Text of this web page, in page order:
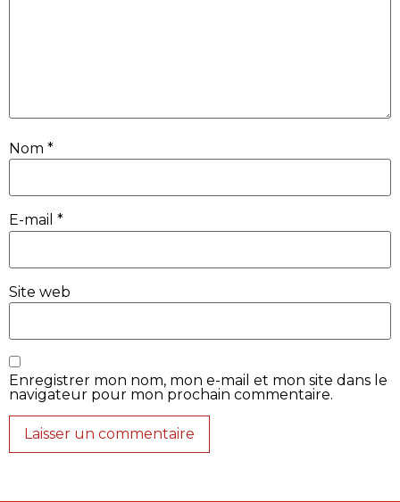
Nom *
E-mail *
Site web
Enregistrer mon nom, mon e-mail et mon site dans le
navigateur pour mon prochain commentaire.